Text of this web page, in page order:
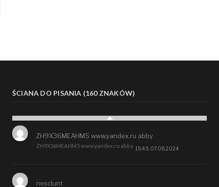
ŚCIANA DO PISANIA (160 ZNAKÓW)
ZH9X36MEAHM5 www.yandex.ru abby
ZH9X36MEAHM5 www.yandex.ru abby
15:43, 07.08.2024
nesciunt